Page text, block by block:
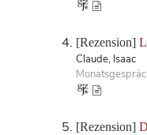
[Rezension]
Claude, Isaac
[Rezension]